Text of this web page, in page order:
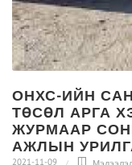
ОНХС-ИЙН
ТӨСӨЛ АРГА
ЖУРМААР
АЖЛЫН
2021-11-09